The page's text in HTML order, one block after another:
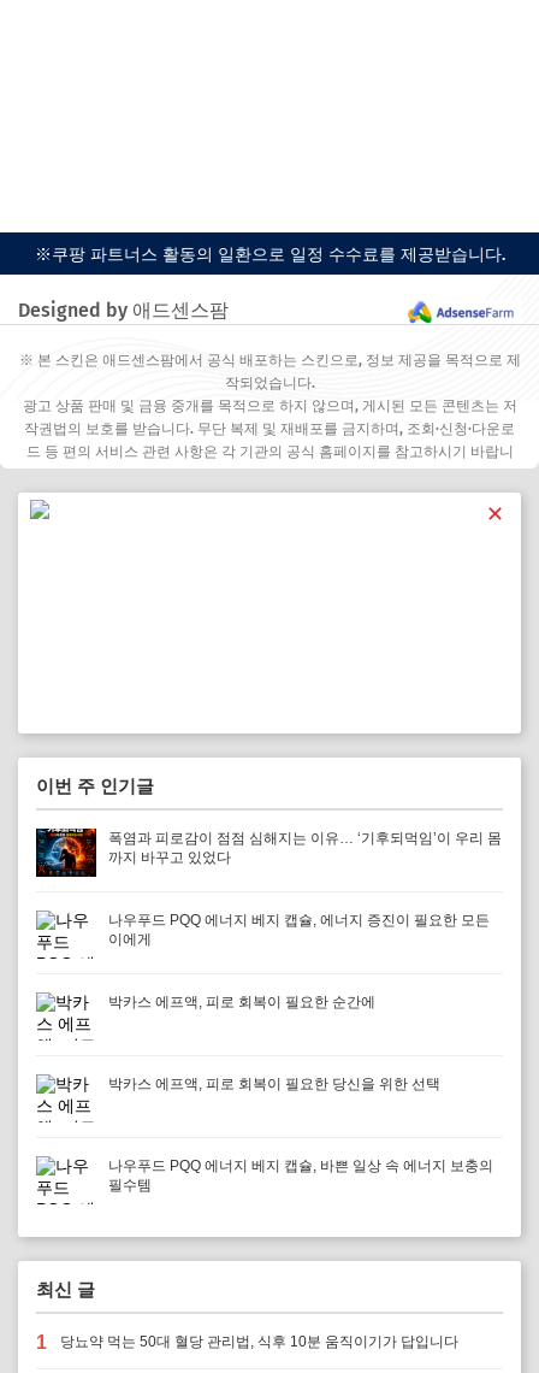
※쿠팡 파트너스 활동의 일환으로 일정 수수료를 제공받습니다.
Designed by 애드센스팜
※ 본 스킨은 애드센스팜에서 공식 배포하는 스킨으로, 정보 제공을 목적으로 제
작되었습니다.
광고 상품 판매 및 금융 중개를 목적으로 하지 않으며, 게시된 모든 콘텐츠는 저
작권법의 보호를 받습니다. 무단 복제 및 재배포를 금지하며, 조회·신청·다운로
드 등 편의 서비스 관련 사항은 각 기관의 공식 홈페이지를 참고하시기 바랍니
✕
이번 주 인기글
폭염과 피로감이 점점 심해지는 이유… ‘기후되먹임’이 우리 몸
까지 바꾸고 있었다
나우푸드 PQQ 에너지 베지 캡슐, 에너지 증진이 필요한 모든
이에게
박카스 에프액, 피로 회복이 필요한 순간에
박카스 에프액, 피로 회복이 필요한 당신을 위한 선택
나우푸드 PQQ 에너지 베지 캡슐, 바쁜 일상 속 에너지 보충의
필수템
최신 글
1 당뇨약 먹는 50대 혈당 관리법, 식후 10분 움직이기가 답입니다